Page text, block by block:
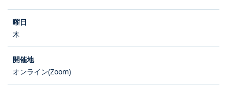
木
オンライン(Zoom)